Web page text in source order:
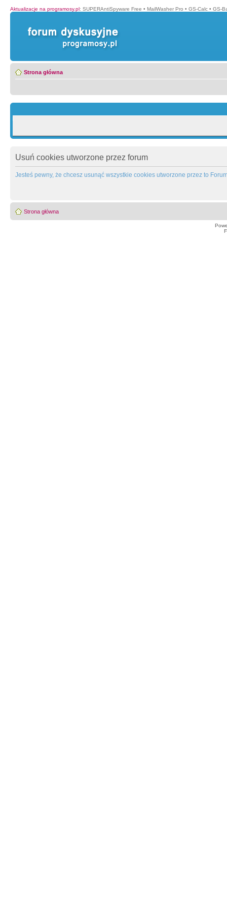
Aktualizacje na programosy.pl: SUPERAntiSpyware Free • MailWasher Pro • GS-Calc • GS-
Strona główna
Usuń cookies utworzone przez forum
Jesteś pewny, że chcesz usunąć wszystkie cookies utworzone przez to
Strona główna